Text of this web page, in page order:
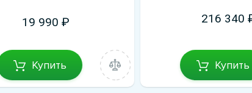
19 990
Купить
216 340
Купить